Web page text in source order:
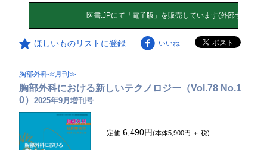
ほしいものリストに登録 いいね
胸部外科≪月刊≫
胸部外科における新しいテクノロジー（Vol.78 No.1
0）2025年9月増刊号
定価6,490円(本体5,900円 ＋ 税)